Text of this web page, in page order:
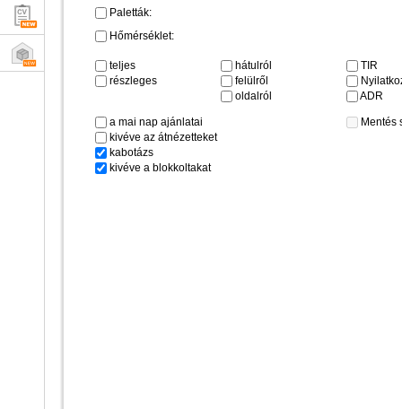
Paletták:
Hőmérséklet:
teljes
részleges
hátulról
felülről
oldalról
TIR
ADR
a mai nap ajánlatai
kivéve az átnézetteket
kabotázs
kivéve a blokkoltakat
Mentés